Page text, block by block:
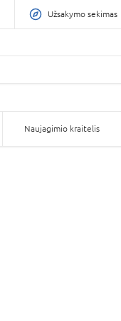
Užsakymo sekimas
Naujagimio kraitelis